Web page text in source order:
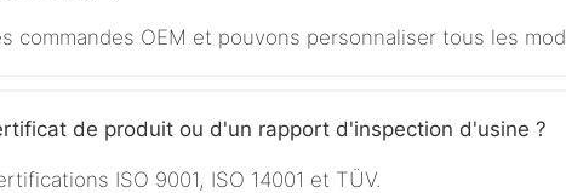
commandes OEM et pouvons personnaliser tous les
de produit ou d'un rapport d'inspection d'usine ?
ISO 9001, ISO 14001 et TÜV.